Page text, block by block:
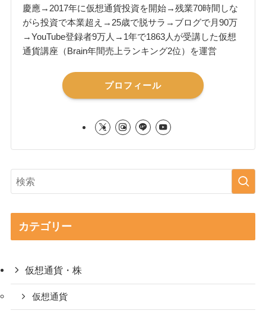
慶應→2017年に仮想通貨投資を開始→残業70時間しな
がら投資で本業超え→25歳で脱サラ→ブログで月90万
→YouTube登録者9万人→1年で1863人が受講した仮想
通貨講座（Brain年間売上ランキング2位）を運営
プロフィール
カテゴリー
仮想通貨・株
仮想通貨